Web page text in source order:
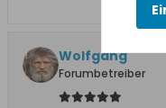
Wolfgang
Forumbetreiber